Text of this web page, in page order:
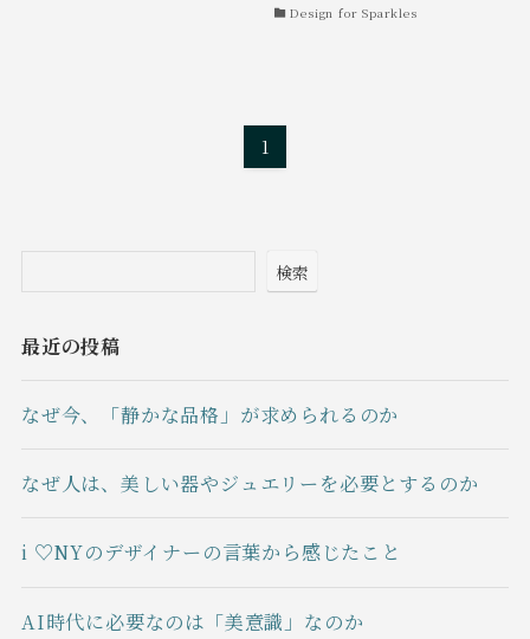
Design for Sparkles
1
検索
最近の投稿
なぜ今、「静かな品格」が求められるのか
なぜ人は、美しい器やジュエリーを必要とするのか
i ♡NYのデザイナーの言葉から感じたこと
AI時代に必要なのは「美意識」なのか